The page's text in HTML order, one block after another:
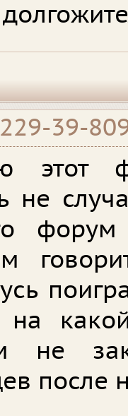
39-
этот
не
на
не
после